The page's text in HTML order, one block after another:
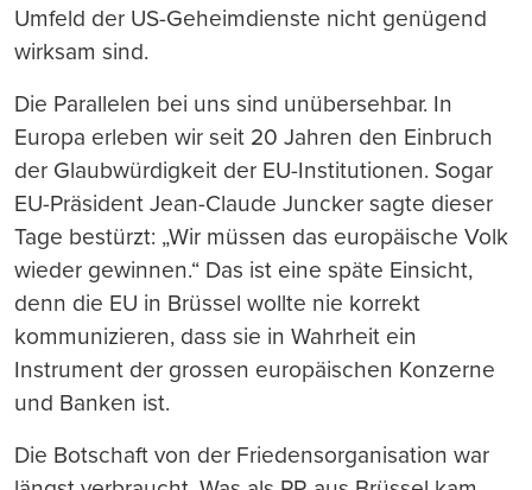
Umfeld der US-Geheimdienste nicht genügend
wirksam sind.
Die Parallelen bei uns sind unübersehbar. In
Europa erleben wir seit 20 Jahren den Einbruch
der Glaubwürdigkeit der EU-Institutionen. Sogar
EU-Präsident Jean-Claude Juncker sagte dieser
Tage bestürzt: „Wir müssen das europäische Volk
wieder gewinnen.“ Das ist eine späte Einsicht,
denn die EU in Brüssel wollte nie korrekt
kommunizieren, dass sie in Wahrheit ein
Instrument der grossen europäischen Konzerne
und Banken ist.
Die Botschaft von der Friedensorganisation war